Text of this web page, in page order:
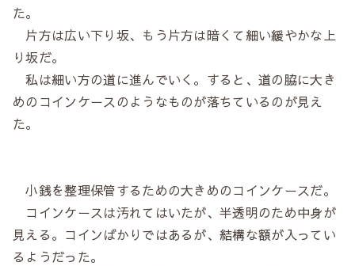
た。
片方は広い下り坂、もう片方は暗くて細い緩やかな上
り坂だ。
私は細い方の道に進んでいく。すると、道の脇に大き
めのコインケースのようなものが落ちているのが見え
た。
小銭を整理保管するための大きめのコインケースだ。
コインケースは汚れてはいたが、半透明のため中身が
見える。コインばかりではあるが、結構な額が入ってい
るようだった。